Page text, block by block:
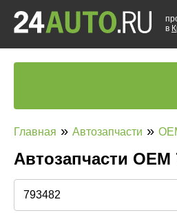
в
Главная » Автозапчасти »
Автозапчасти ОЕМ